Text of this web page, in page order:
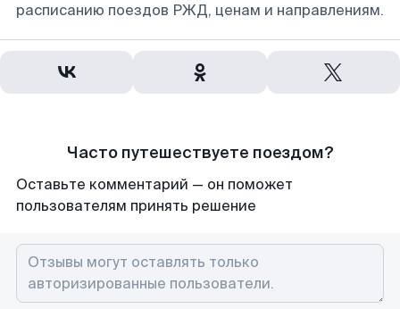
расписанию поездов РЖД, ценам и направлениям.
Часто путешествуете поездом?
Оставьте комментарий — он поможет
пользователям принять решение